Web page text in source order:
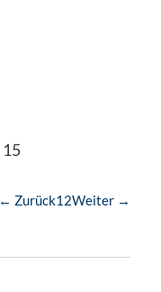
15
← Zurück1 2Weiter →